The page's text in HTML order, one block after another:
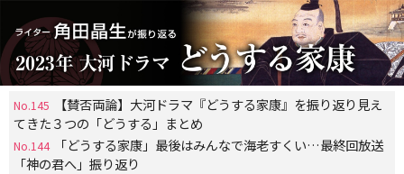
No.145
【賛否両論】大河ドラマ『どうする家康』を振り返り見え
てきた３つの「どうする」まとめ
No.144
「どうする家康」最後はみんなで海老すくい…最終回放送
「神の君へ」振り返り